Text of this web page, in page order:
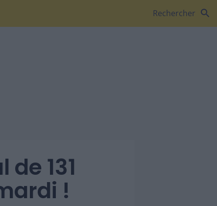
Rechercher search
131
!